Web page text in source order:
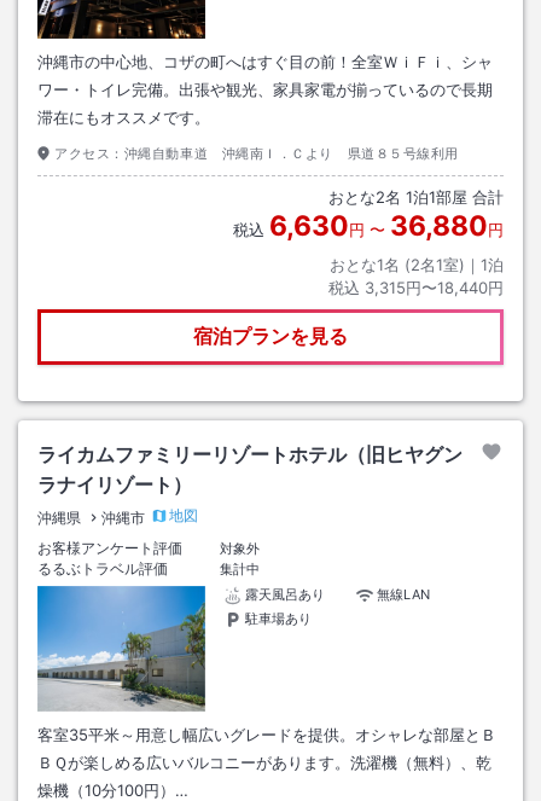
沖縄市の中心地、コザの町へはすぐ目の前！全室ＷｉＦｉ、シャ
ワー・トイレ完備。出張や観光、家具家電が揃っているので長期
滞在にもオススメです。
アクセス： 沖縄自動車道 沖縄南Ｉ．Ｃより 県道８５号線利用
おとな2名 1泊1部屋 合計
税込 6,630円 〜 36,880円
おとな1名 (2名1室)｜ 1泊
税込 3,315円〜18,440円
宿泊プランを見る
ライカムファミリーリゾートホテル（旧ヒヤグン
ラナイリゾート）
沖縄県 沖縄市
地図
お客様アンケート評価
対象外
るるぶトラベル評価
集計中
露天風呂あり
無線LAN
駐車場あり
客室35平米～用意し幅広いグレードを提供。オシャレな部屋とＢ
ＢＱが楽しめる広いバルコニーがあります。洗濯機（無料）、乾
燥機（10分100円）…